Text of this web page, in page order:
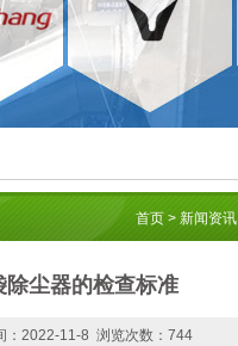
首页 > 新闻资讯
除尘器的检查标准
：2022-11-8 浏览次数：744